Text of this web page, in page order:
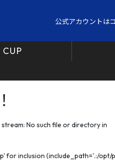
公式アカウントは
No such file or directory in
for inclusion (include_path='.:/